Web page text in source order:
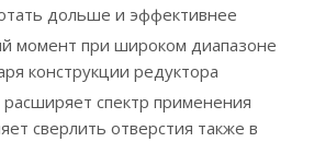
дольше и эффективнее
момент при широком диапазоне
конструкции редуктора
спектр применения
сверлить отверстия также в